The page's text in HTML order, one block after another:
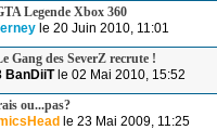
Legende Xbox 360
le 20 Juin 2010, 11:01
Gang des SeverZ recrute !
BanDiiTle 02 Mai 2010, 15:52
ou...pas?
le 23 Mai 2009, 11:25